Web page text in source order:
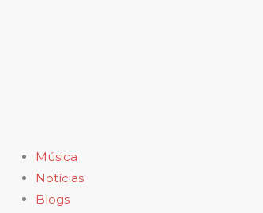
Música
Notícias
Blogs